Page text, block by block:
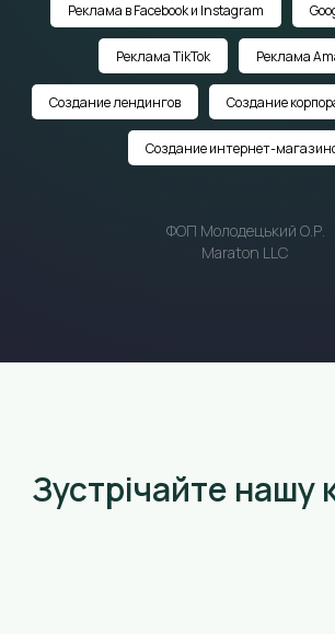
Реклама в Facebook и Instagram
Реклама TikTok Реклама
Создание лендингов Создание
Создание интернет-
ФОП Молодецький О.Р.
Maraton LLC
Зустрічайте нашу